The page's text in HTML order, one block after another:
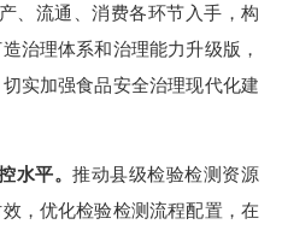
、流通、消费各环节入手，构
治理体系和治理能力升级版，
实加强食品安全治理现代化建
水平。推动县级检验检测资源
，优化检验检测流程配置，在